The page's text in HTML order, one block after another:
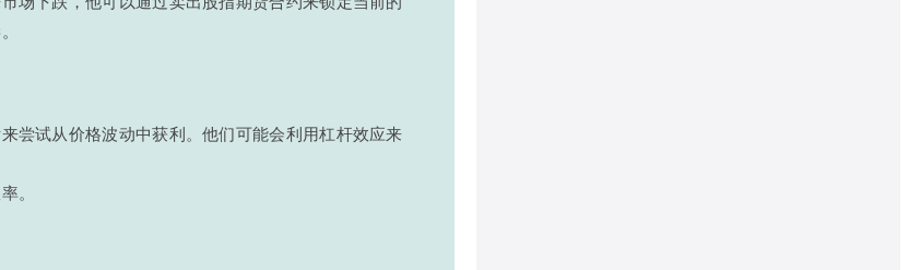
尝试从价格波动中获利。他们可能会利用杠杆效应来
。